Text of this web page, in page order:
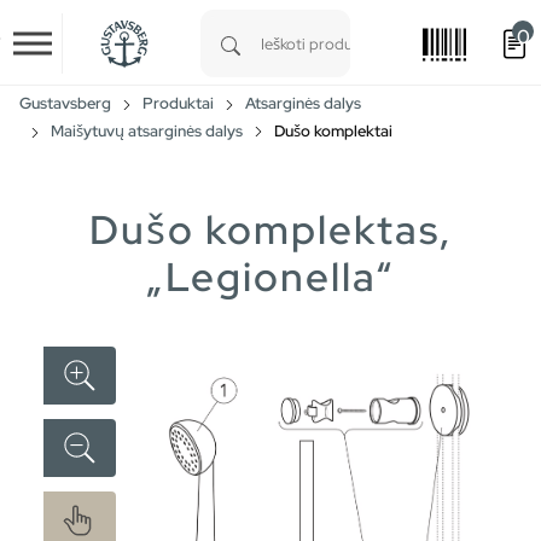
Skip to main content
0
Gustavsberg Produktai
Atsarginės dalys
Maišytuvų atsarginės dalys
Dušo komplektai
Dušo komplektas,
„Legionella“